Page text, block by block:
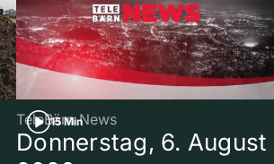
15 Min
TeleBärn News
Donnerstag, 6. August